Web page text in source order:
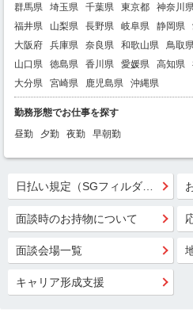
群馬県
埼玉県 千葉県 東京都 神奈川
福井県
山梨県 長野県 岐阜県 静岡県
大阪府
兵庫県 奈良県 和歌山県 鳥取
山口県
徳島県 香川県 愛媛県 高知県
大分県
宮崎県 鹿児島県 沖縄県
勤務形態でお仕事を探す
昼勤
夕勤 夜勤 早朝勤
日払い規定（SGフィルダー）
面談時のお持物について
面談会場一覧
キャリア形成支援